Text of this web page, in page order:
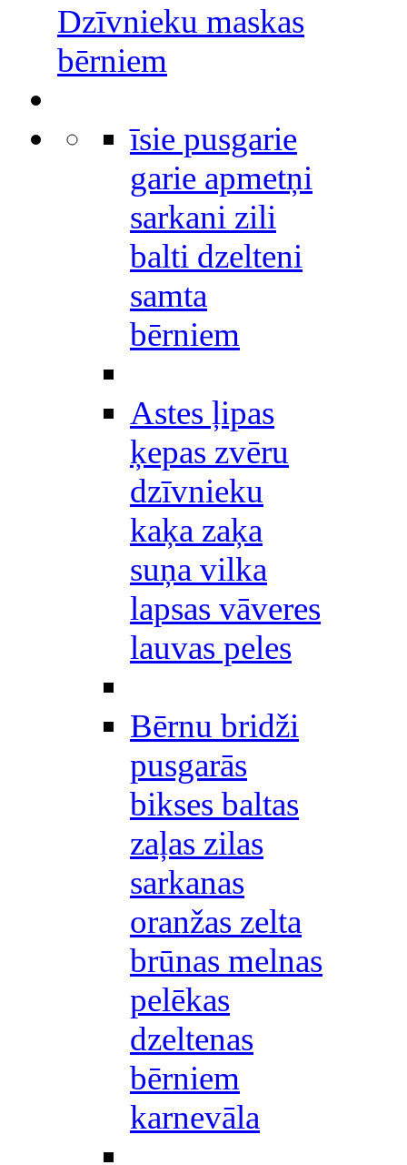
Dzīvnieku maskas
bērniem
īsie pusgarie
garie apmetņi
sarkani zili
balti dzelteni
samta
bērniem
Astes ļipas
ķepas zvēru
dzīvnieku
kaķa zaķa
suņa vilka
lapsas vāveres
lauvas peles
Bērnu bridži
pusgarās
bikses baltas
zaļas zilas
sarkanas
oranžas zelta
brūnas melnas
pelēkas
dzeltenas
bērniem
karnevāla